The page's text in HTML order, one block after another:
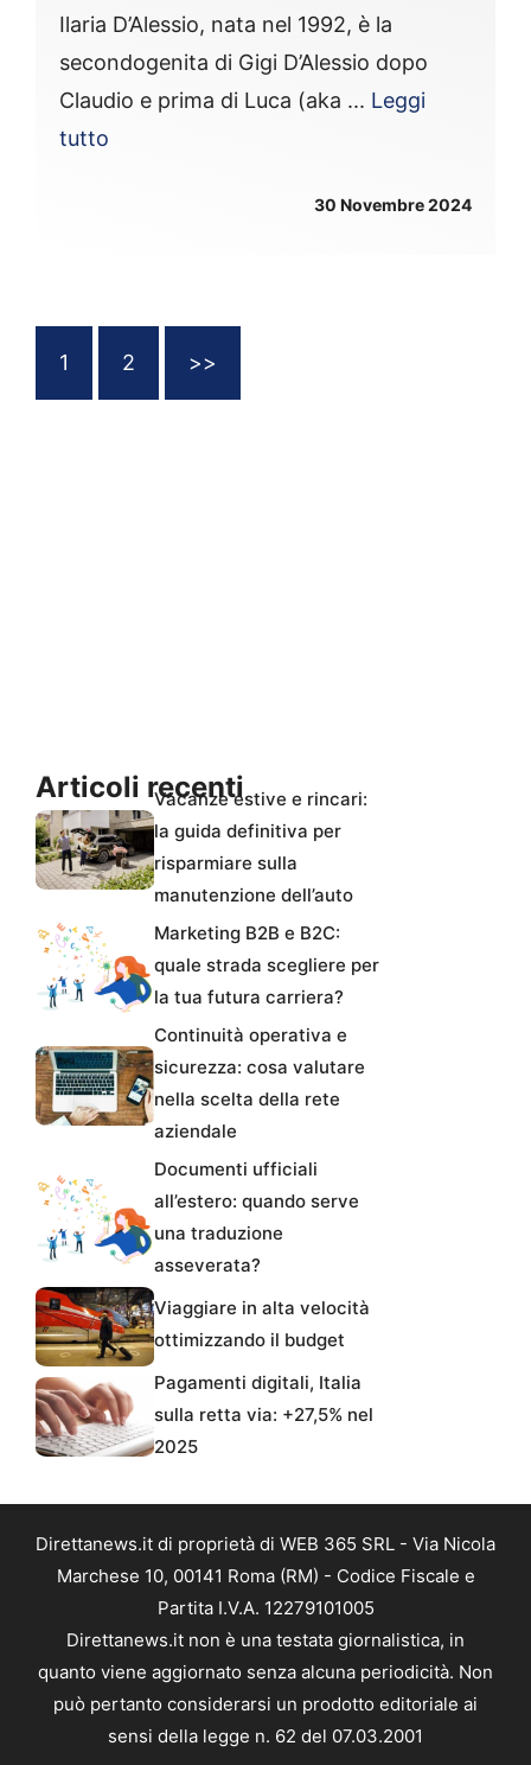
Ilaria D’Alessio, nata nel 1992, è la
secondogenita di Gigi D’Alessio dopo
Claudio e prima di Luca (aka ... Leggi
tutto
30 Novembre 2024
1 2 >>
Articoli recentiVacanze estive e rincari:
la guida definitiva per
risparmiare sulla
manutenzione dell’auto
Marketing B2B e B2C:
quale strada scegliere per
la tua futura carriera?
Continuità operativa e
sicurezza: cosa valutare
nella scelta della rete
aziendale
Documenti ufficiali
all’estero: quando serve
una traduzione
asseverata?
Viaggiare in alta velocità
ottimizzando il budget
Pagamenti digitali, Italia
sulla retta via: +27,5% nel
2025
Direttanews.it di proprietà di WEB 365 SRL - Via Nicola
Marchese 10, 00141 Roma (RM) - Codice Fiscale e
Partita I.V.A. 12279101005
Direttanews.it non è una testata giornalistica, in
quanto viene aggiornato senza alcuna periodicità. Non
può pertanto considerarsi un prodotto editoriale ai
sensi della legge n. 62 del 07.03.2001